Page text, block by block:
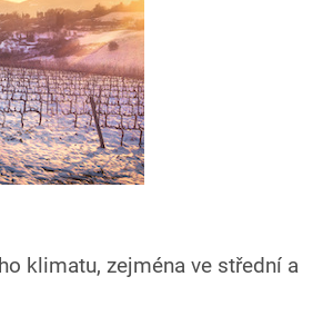
klimatu, zejména ve střední a